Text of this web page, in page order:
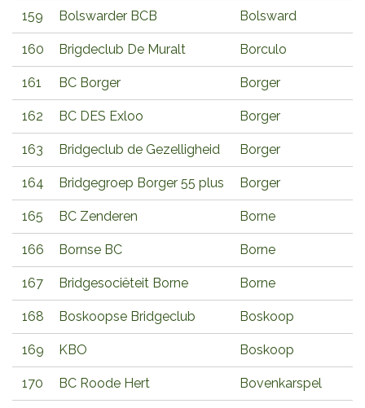
159 Bolswarder BCB Bolsward
160 Brigdeclub De Muralt Borculo
161 BC Borger Borger
162 BC DES Exloo Borger
163 Bridgeclub de Gezelligheid Borger
164 Bridgegroep Borger 55 plus Borger
165 BC Zenderen Borne
166 Bornse BC Borne
167 Bridgesociëteit Borne Borne
168 Boskoopse Bridgeclub Boskoop
169 KBO Boskoop
170 BC Roode Hert Bovenkarspel